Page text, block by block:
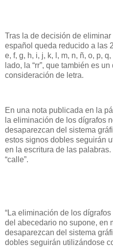
Tras la de decisión de eliminar
español queda reducido a las
e, f, g, h, i, j, k, l, m, n, ñ, o, p,
lado, la “rr”, que también es
consideración de letra.
En una nota publicada en la
la eliminación de los dígrafos
desaparezcan del sistema
estos signos dobles seguirán
en la escritura de las palabras.
“calle”.
“La eliminación de los
del abecedario no supone, en
desaparezcan del sistema
dobles seguirán utilizándose